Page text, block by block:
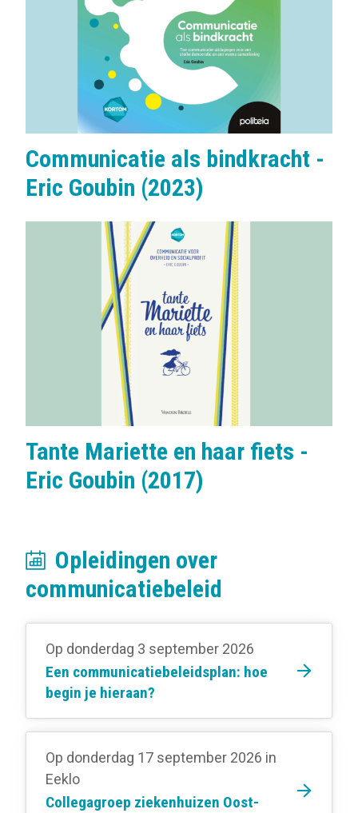
Communicatie als bindkracht -
Eric Goubin (2023)
Tante Mariette en haar fiets -
Eric Goubin (2017)
Opleidingen over
communicatiebeleid
Op donderdag 3 september 2026
Een communicatiebeleidsplan: hoe
begin je hieraan?
Op donderdag 17 september 2026 in
Eeklo
Collegagroep ziekenhuizen Oost-